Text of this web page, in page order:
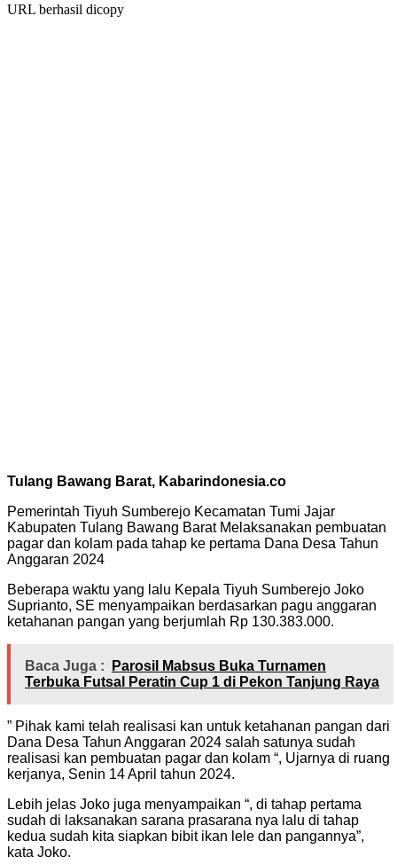
URL berhasil dicopy
Tulang Bawang Barat, Kabarindonesia.co
Pemerintah Tiyuh Sumberejo Kecamatan Tumi Jajar
Kabupaten Tulang Bawang Barat Melaksanakan pembuatan
pagar dan kolam pada tahap ke pertama Dana Desa Tahun
Anggaran 2024
Beberapa waktu yang lalu Kepala Tiyuh Sumberejo Joko
Suprianto, SE menyampaikan berdasarkan pagu anggaran
ketahanan pangan yang berjumlah Rp 130.383.000.
Baca Juga :
Parosil Mabsus Buka Turnamen
Terbuka Futsal Peratin Cup 1 di Pekon Tanjung Raya
” Pihak kami telah realisasi kan untuk ketahanan pangan dari
Dana Desa Tahun Anggaran 2024 salah satunya sudah
realisasi kan pembuatan pagar dan kolam “, Ujarnya di ruang
kerjanya, Senin 14 April tahun 2024.
Lebih jelas Joko juga menyampaikan “, di tahap pertama
sudah di laksanakan sarana prasarana nya lalu di tahap
kedua sudah kita siapkan bibit ikan lele dan pangannya”,
kata Joko.